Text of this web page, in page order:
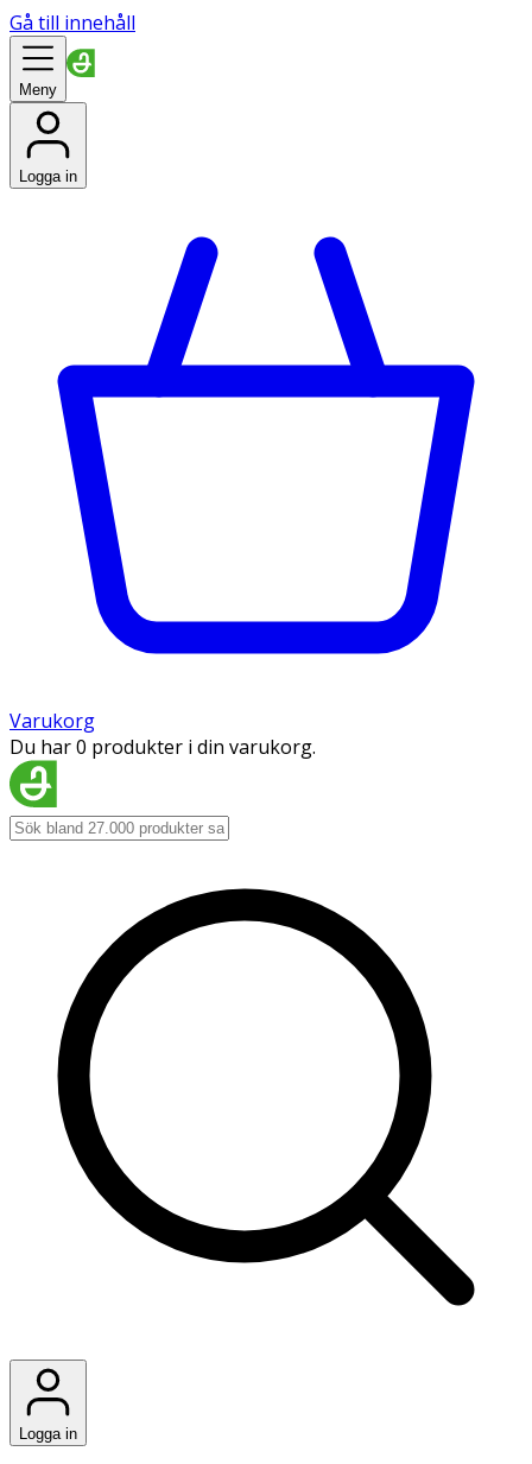
Gå till innehåll
Meny
Logga in
Varukorg
Du har 0 produkter i din varukorg.
Logga in